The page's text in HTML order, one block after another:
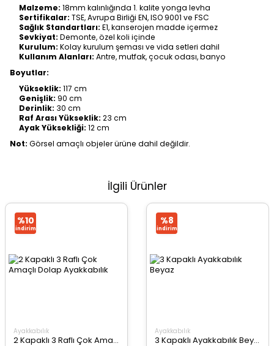
Malzeme: 18mm kalınlığında 1. kalite yonga levha
Sertifikalar: TSE, Avrupa Birliği EN, ISO 9001 ve FSC
Sağlık Standartları: E1, kanserojen madde içermez
Sevkiyat: Demonte, özel koli içinde
Kurulum: Kolay kurulum şeması ve vida setleri dahil
Kullanım Alanları: Antre, mutfak, çocuk odası, banyo
Boyutlar:
Yükseklik: 117 cm
Genişlik: 90 cm
Derinlik: 30 cm
Raf Arası Yükseklik: 23 cm
Ayak Yüksekliği: 12 cm
Not: Görsel amaçlı objeler ürüne dahil değildir.
İlgili Ürünler
%10
i̇ndirim
Ayakkabılık
2 Kapaklı 3 Raflı Çok Amaçlı Dolap Ayakkabılık
%8
i̇ndirim
Ayakkabılık
3 Kapaklı Ayakkabılık Beyaz